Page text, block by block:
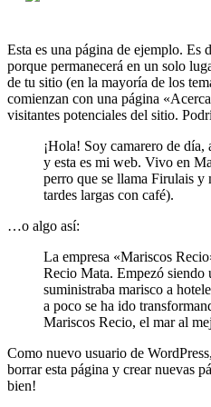
Esta es una página de ejemplo. Es
porque permanecerá en un solo
de tu sitio (en la mayoría de los
comienzan con una página
visitantes potenciales del sitio.
¡Hola! Soy camarero de día,
y esta es mi web. Vivo en
perro que se llama Firulais y
tardes largas con café).
…o algo así:
La empresa «Mariscos
Recio Mata. Empezó siendo
suministraba marisco a
a poco se ha ido
Mariscos Recio, el mar al
Como nuevo usuario de
borrar esta página y crear nuevas
bien!